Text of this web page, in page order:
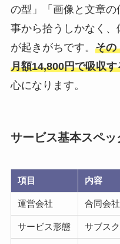
の型」「画像と文章
事から拾うしかなく、
が起きがちです。 その
月額14,800円で吸収す
心になります。
サービス基本スペッ
項目 内容
運営会社 合同会
サービス形態 サブス